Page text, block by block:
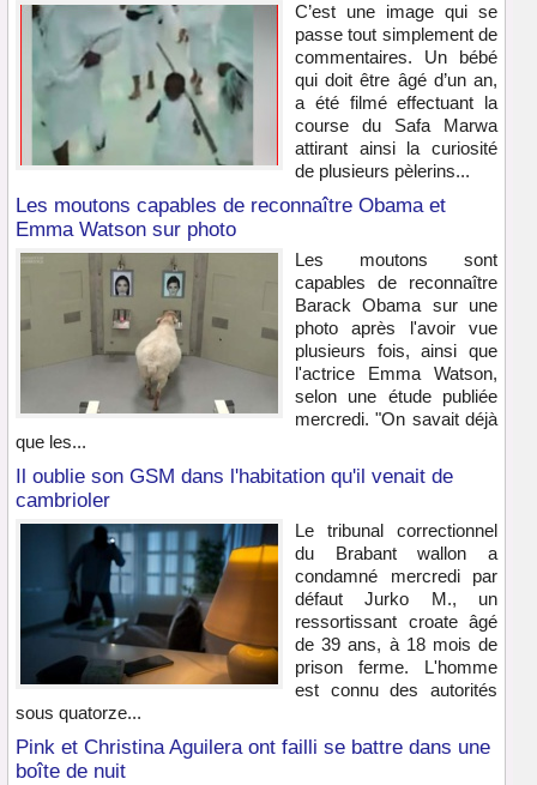
C’est une image qui se
passe tout simplement de
commentaires. Un bébé
qui doit être âgé d’un an,
a été filmé effectuant la
course du Safa Marwa
attirant ainsi la curiosité
de plusieurs pèlerins...
Les moutons capables de reconnaître Obama et
Emma Watson sur photo
Les moutons sont
capables de reconnaître
Barack Obama sur une
photo après l'avoir vue
plusieurs fois, ainsi que
l'actrice Emma Watson,
selon une étude publiée
mercredi. "On savait déjà
que les...
Il oublie son GSM dans l'habitation qu'il venait de
cambrioler
Le tribunal correctionnel
du Brabant wallon a
condamné mercredi par
défaut Jurko M., un
ressortissant croate âgé
de 39 ans, à 18 mois de
prison ferme. L'homme
est connu des autorités
sous quatorze...
Pink et Christina Aguilera ont failli se battre dans une
boîte de nuit